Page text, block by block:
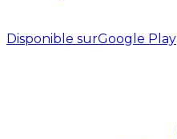
Disponible surGoogle Play